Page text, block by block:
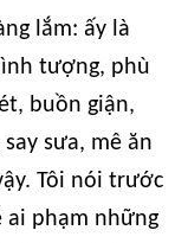
lắm: ấy là
tượng, phù
buồn giận,
sưa, mê ăn
Tôi nói trước
ai phạm những